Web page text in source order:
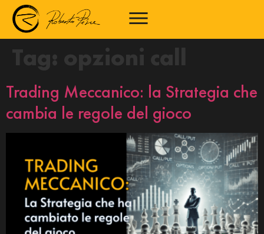
Tag: opzioni call
Trading Meccanico: la Strategia che
cambia le regole del gioco